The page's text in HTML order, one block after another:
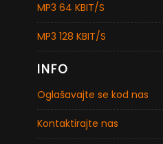
MP3 64 KBIT/S
MP3 128 KBIT/S
INFO
Oglašavajte se kod nas
Kontaktirajte nas